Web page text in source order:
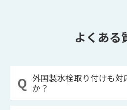
よくある
外国製水栓取り付けも対
か？